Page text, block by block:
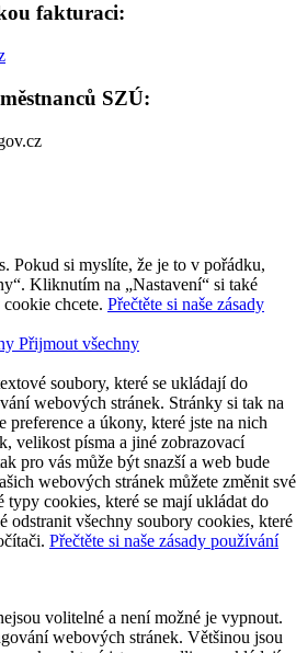
fakturaci:
SZÚ:
Pokud si myslíte, že je to v pořádku,
Kliknutím na „Nastavení“ si také
chcete. Přečtěte si naše zásady
Přijmout všechny
soubory, které se ukládají do
webových stránek. Stránky si tak na
preference a úkony, které jste na nich
velikost písma a jiné zobrazovací
pro vás může být snazší a web bude
webových stránek můžete změnit své
cookies, které se mají ukládat do
odstranit všechny soubory cookies, které
Přečtěte si naše zásady používání
volitelné a není možné je vypnout.
webových stránek. Většinou jsou